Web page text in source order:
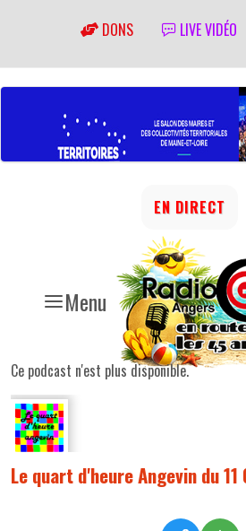
DONS LIVE VIDÉO
Menu
EN DIRECT
Ce podcast n'est plus disponible.
Le quart d'heure Angevin du